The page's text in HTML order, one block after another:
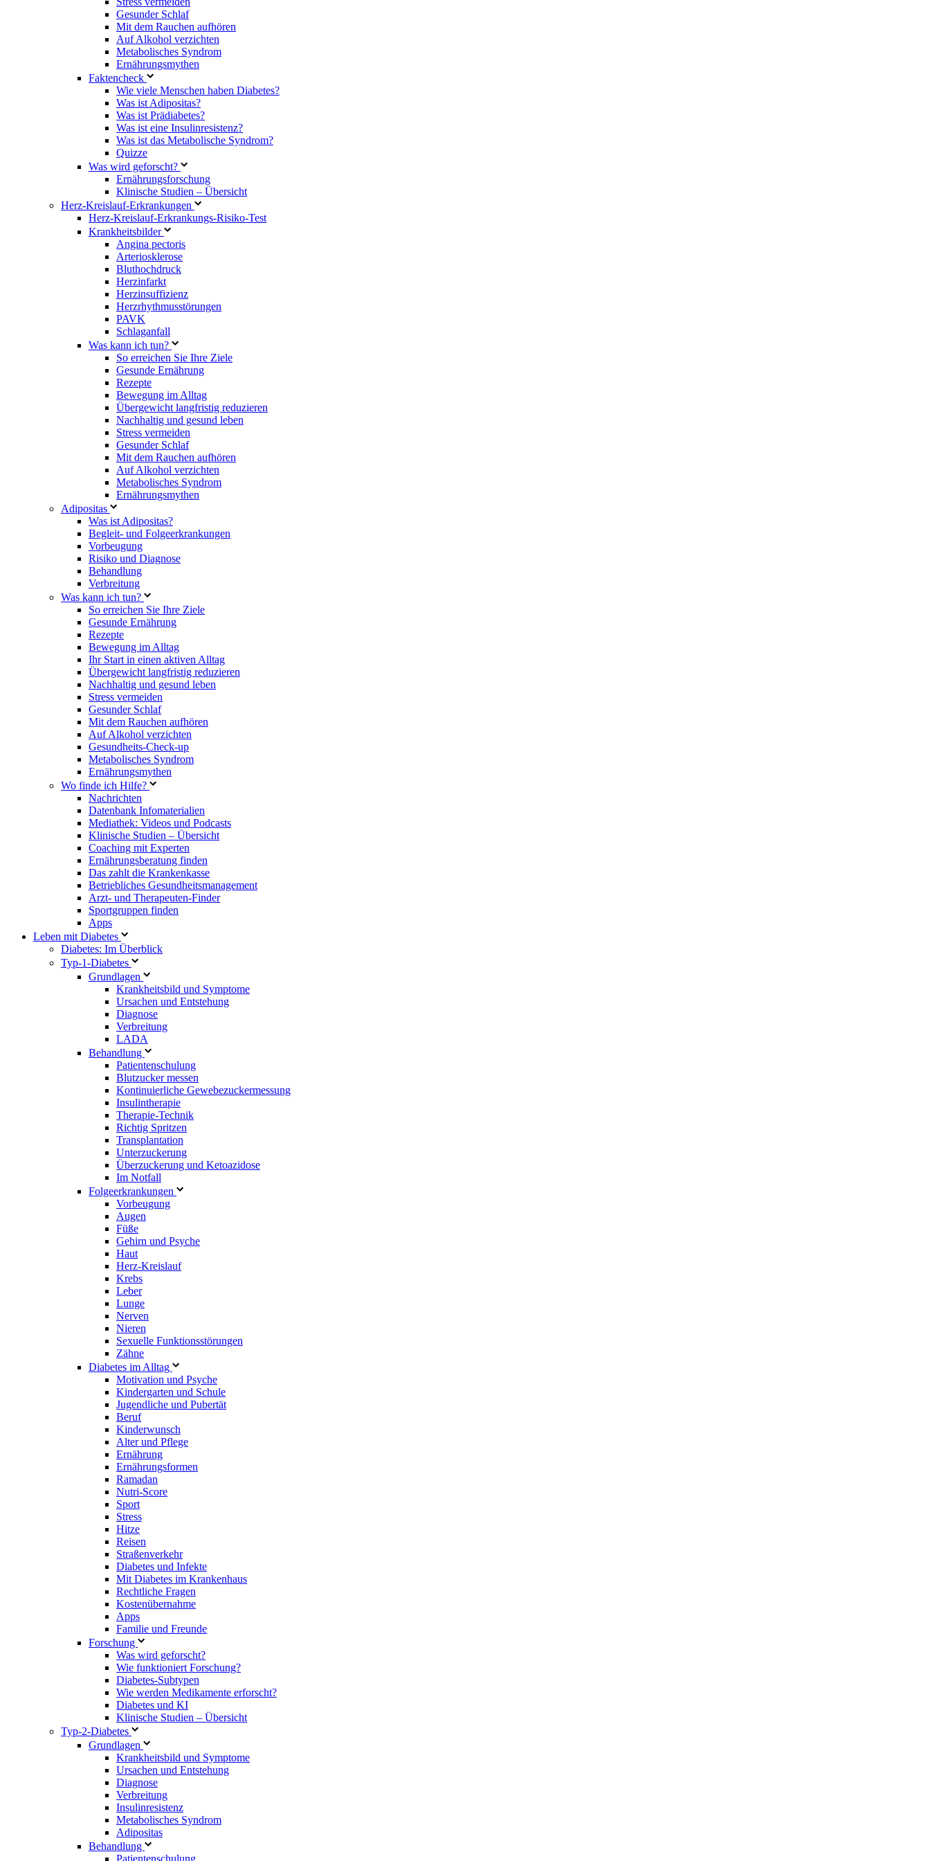
Gesunder Schlaf
Mit dem Rauchen aufhören
Auf Alkohol verzichten
Metabolisches Syndrom
Ernährungsmythen
Faktencheck
Wie viele Menschen haben Diabetes?
Was ist Adipositas?
Was ist Prädiabetes?
Was ist eine Insulinresistenz?
Was ist das Metabolische Syndrom?
Quizze
Was wird geforscht?
Ernährungsforschung
Klinische Studien – Übersicht
Herz-Kreislauf-Erkrankungen
Herz-Kreislauf-Erkrankungs-Risiko-Test
Krankheitsbilder
Angina pectoris
Arteriosklerose
Bluthochdruck
Herzinfarkt
Herzinsuffizienz
Herzrhythmusstörungen
PAVK
Schlaganfall
Was kann ich tun?
So erreichen Sie Ihre Ziele
Gesunde Ernährung
Rezepte
Bewegung im Alltag
Übergewicht langfristig reduzieren
Nachhaltig und gesund leben
Stress vermeiden
Gesunder Schlaf
Mit dem Rauchen aufhören
Auf Alkohol verzichten
Metabolisches Syndrom
Ernährungsmythen
Adipositas
Was ist Adipositas?
Begleit- und Folgeerkrankungen
Vorbeugung
Risiko und Diagnose
Behandlung
Verbreitung
Was kann ich tun?
So erreichen Sie Ihre Ziele
Gesunde Ernährung
Rezepte
Bewegung im Alltag
Ihr Start in einen aktiven Alltag
Übergewicht langfristig reduzieren
Nachhaltig und gesund leben
Stress vermeiden
Gesunder Schlaf
Mit dem Rauchen aufhören
Auf Alkohol verzichten
Gesundheits-Check-up
Metabolisches Syndrom
Ernährungsmythen
Wo finde ich Hilfe?
Nachrichten
Datenbank Infomaterialien
Mediathek: Videos und Podcasts
Klinische Studien – Übersicht
Coaching mit Experten
Ernährungsberatung finden
Das zahlt die Krankenkasse
Betriebliches Gesundheitsmanagement
Arzt- und Therapeuten-Finder
Sportgruppen finden
Apps
Leben mit Diabetes
Diabetes: Im Überblick
Typ-1-Diabetes
Grundlagen
Krankheitsbild und Symptome
Ursachen und Entstehung
Diagnose
Verbreitung
LADA
Behandlung
Patientenschulung
Blutzucker messen
Kontinuierliche Gewebezuckermessung
Insulintherapie
Therapie-Technik
Richtig Spritzen
Transplantation
Unterzuckerung
Überzuckerung und Ketoazidose
Im Notfall
Folgeerkrankungen
Vorbeugung
Augen
Füße
Gehirn und Psyche
Haut
Herz-Kreislauf
Krebs
Leber
Lunge
Nerven
Nieren
Sexuelle Funktionsstörungen
Zähne
Diabetes im Alltag
Motivation und Psyche
Kindergarten und Schule
Jugendliche und Pubertät
Beruf
Kinderwunsch
Alter und Pflege
Ernährung
Ernährungsformen
Ramadan
Nutri-Score
Sport
Stress
Hitze
Reisen
Straßenverkehr
Diabetes und Infekte
Mit Diabetes im Krankenhaus
Rechtliche Fragen
Kostenübernahme
Apps
Familie und Freunde
Forschung
Was wird geforscht?
Wie funktioniert Forschung?
Diabetes-Subtypen
Wie werden Medikamente erforscht?
Diabetes und KI
Klinische Studien – Übersicht
Typ-2-Diabetes
Grundlagen
Krankheitsbild und Symptome
Ursachen und Entstehung
Diagnose
Verbreitung
Insulinresistenz
Metabolisches Syndrom
Adipositas
Behandlung
Patientenschulung